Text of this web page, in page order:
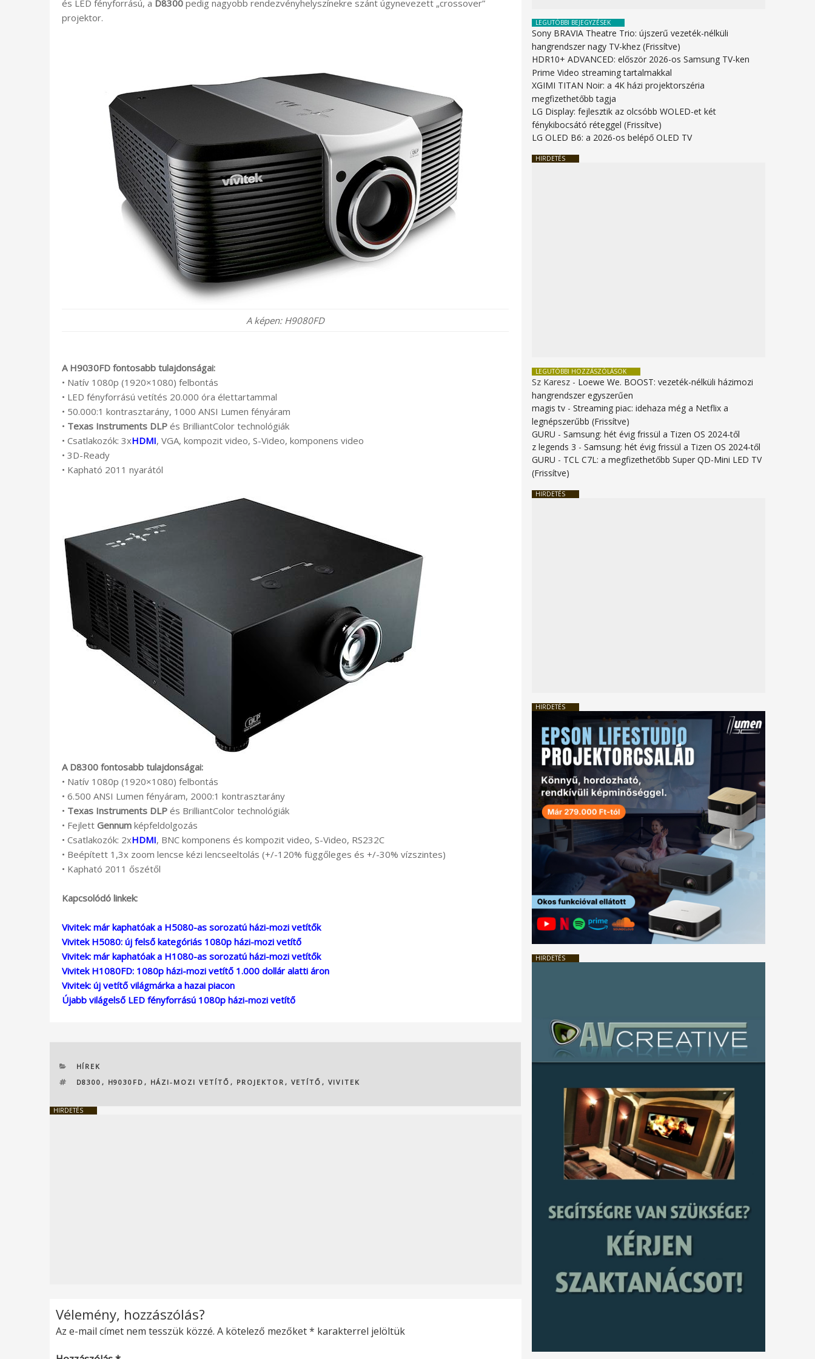
és LED fényforrású, a D8300 pedig nagyobb rendezvényhelyszínekre szánt úgynevezett „crossover”
projektor.
A képen: H9080FD
A H9030FD fontosabb tulajdonságai:
• Natív 1080p (1920×1080) felbontás
• LED fényforrású vetítés 20.000 óra élettartammal
• 50.000:1 kontrasztarány, 1000 ANSI Lumen fényáram
• Texas Instruments DLP és BrilliantColor technológiák
• Csatlakozók: 3xHDMI, VGA, kompozit video, S-Video, komponens video
• 3D-Ready
• Kapható 2011 nyarától
A D8300 fontosabb tulajdonságai:
• Natív 1080p (1920×1080) felbontás
• 6.500 ANSI Lumen fényáram, 2000:1 kontrasztarány
• Texas Instruments DLP és BrilliantColor technológiák
• Fejlett Gennum képfeldolgozás
• Csatlakozók: 2xHDMI, BNC komponens és kompozit video, S-Video, RS232C
• Beépített 1,3x zoom lencse kézi lencseeltolás (+/-120% függőleges és +/-30% vízszintes)
• Kapható 2011 őszétől
Kapcsolódó linkek:
Vivitek: már kaphatóak a H5080-as sorozatú házi-mozi vetítők
Vivitek H5080: új felső kategóriás 1080p házi-mozi vetítő
Vivitek: már kaphatóak a H1080-as sorozatú házi-mozi vetítők
Vivitek H1080FD: 1080p házi-mozi vetítő 1.000 dollár alatti áron
Vivitek: új vetítő világmárka a hazai piacon
Újabb világelső LED fényforrású 1080p házi-mozi vetítő
KATEGÓRIÁK
HÍREK
CÍMKÉK
D8300 , H9030FD , HÁZI-MOZI VETÍTŐ , PROJEKTOR , VETÍTŐ , VIVITEK
HIRDETÉS
Vélemény, hozzászólás?
Az e-mail címet nem tesszük közzé. A kötelező mezőket* karakterrel jelöltük
LEGUTÓBBI BEJEGYZÉSEK
Sony BRAVIA Theatre Trio: újszerű vezeték-nélküli
hangrendszer nagy TV-khez (Frissítve)
HDR10+ ADVANCED: először 2026-os Samsung TV-ken
Prime Video streaming tartalmakkal
XGIMI TITAN Noir: a 4K házi projektorszéria
megfizethetőbb tagja
LG Display: fejlesztik az olcsóbb WOLED-et két
fénykibocsátó réteggel (Frissítve)
LG OLED B6: a 2026-os belépő OLED TV
HIRDETÉS
LEGUTÓBBI HOZZÁSZÓLÁSOK
Sz Karesz - Loewe We. BOOST: vezeték-nélküli házimozi
hangrendszer egyszerűen
magis tv -Streaming piac: idehaza még a Netflix a
legnépszerűbb (Frissítve)
GURU -Samsung: hét évig frissül a Tizen OS 2024-től
z legends 3 -Samsung: hét évig frissül a Tizen OS 2024-től
GURU - TCL C7L: a megfizethetőbb Super QD-Mini LED TV
(Frissítve)
HIRDETÉS
HIRDETÉS
HIRDETÉS